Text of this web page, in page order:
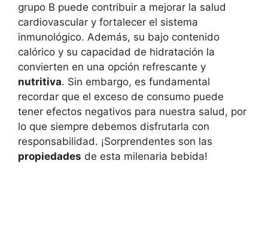
grupo B puede contribuir a mejorar la salud
cardiovascular y fortalecer el sistema
inmunológico. Además, su bajo contenido
calórico y su capacidad de hidratación la
convierten en una opción refrescante y
nutritiva. Sin embargo, es fundamental
recordar que el exceso de consumo puede
tener efectos negativos para nuestra salud, por
lo que siempre debemos disfrutarla con
responsabilidad. ¡Sorprendentes son las
propiedades de esta milenaria bebida!